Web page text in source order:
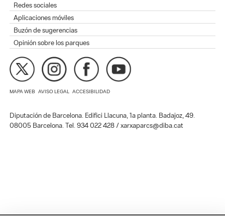
Redes sociales
Aplicaciones móviles
Buzón de sugerencias
Opinión sobre los parques
MAPA WEB AVISO LEGAL ACCESIBILIDAD
Diputación de Barcelona. Edifici Llacuna, 1a planta. Badajoz, 49.
08005 Barcelona. Tel. 934 022 428 / xarxaparcs@diba.cat